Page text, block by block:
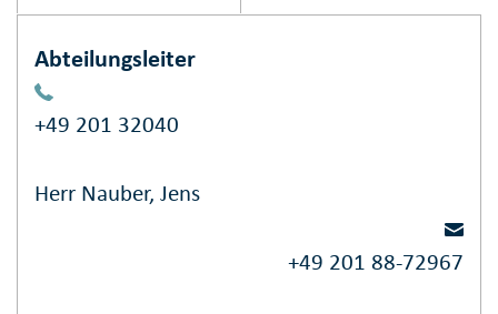
Abteilungsleiter
+49 201 32040
Herr Nauber, Jens
+49 201 88-72967